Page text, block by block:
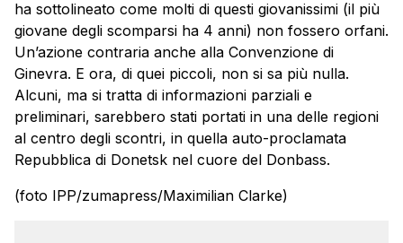
ha sottolineato come molti di questi giovanissimi (il più
giovane degli scomparsi ha 4 anni) non fossero orfani.
Un’azione contraria anche alla Convenzione di
Ginevra. E ora, di quei piccoli, non si sa più nulla.
Alcuni, ma si tratta di informazioni parziali e
preliminari, sarebbero stati portati in una delle regioni
al centro degli scontri, in quella auto-proclamata
Repubblica di Donetsk nel cuore del Donbass.
(foto IPP/zumapress/Maximilian Clarke)